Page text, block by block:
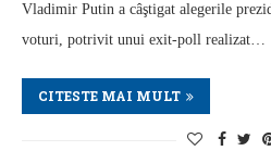
Vladimir Putin a câştigat alegerile
voturi, potrivit unui exit-poll realizat…
CITESTE MAI MULT